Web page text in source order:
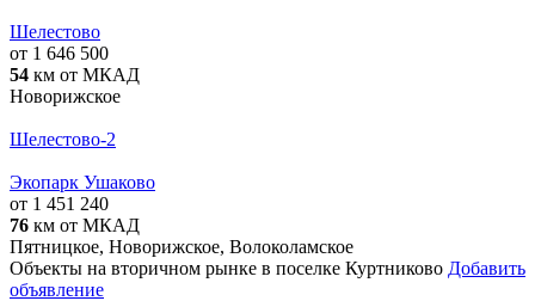
Шелестово
от 1 646 500
54 км от МКАД
Новорижское
Шелестово-2
Экопарк Ушаково
от 1 451 240
76 км от МКАД
Пятницкое, Новорижское, Волоколамское
Объекты на вторичном рынке в поселке Куртниково Добавить
объявление